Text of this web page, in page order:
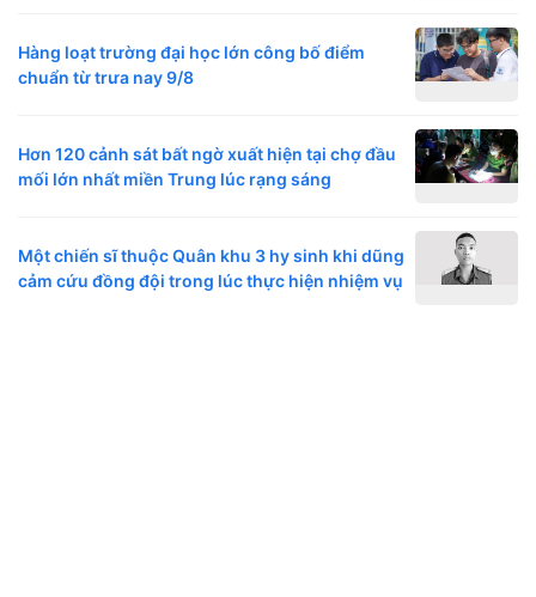
Hàng loạt trường đại học lớn công bố điểm
chuẩn từ trưa nay 9/8
Hơn 120 cảnh sát bất ngờ xuất hiện tại chợ đầu
mối lớn nhất miền Trung lúc rạng sáng
Một chiến sĩ thuộc Quân khu 3 hy sinh khi dũng
cảm cứu đồng đội trong lúc thực hiện nhiệm vụ